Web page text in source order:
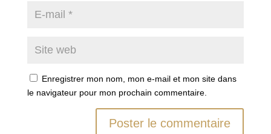
Enregistrer mon nom, mon e-mail et mon site dans
le navigateur pour mon prochain commentaire.